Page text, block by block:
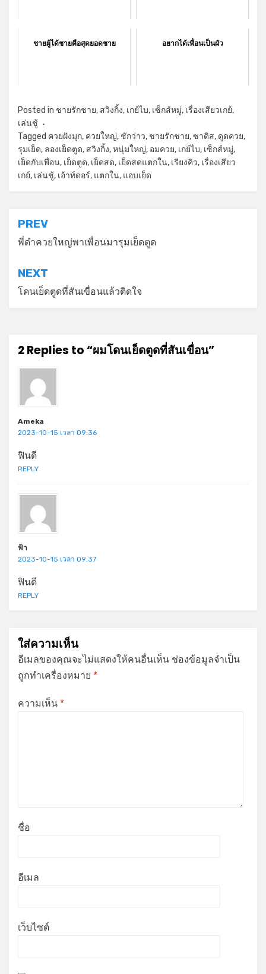
ชายผู้ได้ชายคือสุดยอดชาย อยากได้เพื่อนเป็นผัว
Posted in ชายรักชาย, สวิงกิ้ง, เกย์ไบ, เซ็กส์หมู่, เรื่องเสียวเกย์,
เล่นชู้
Tagged ควยฝังมุก, ควยใหญ่, ชักว่าว, ชายรักชาย,ซาดิส, ดูดควย,
รุมเย็ด, ลองเย็ดตูด, สวิงกิ้ง,หนุ่มใหญ่, อมควย, เกย์ไบ, เซ็กส์หมู่,
เย็ดกับเพื่อน, เย็ดตูด, เย็ดสด, เย็ดสดแตกใน, เรียงคิว, เรื่องเสียว
เกย์, เล่นชู้, เอ้าท์ดอร์, แตกใน, แอบเย็ด
แนะแนว
เรื่อง
PREV
พี่ดำควยใหญ่พาเพื่อนมารุมเย็ดตูด
NEXT
โดนเย็ดตูดที่สันเขื่อนแล้วติดใจ
2 Replies to “ผมโดนเย็ดตูดที่สันเขื่อน”
Ameka
2023-10-15 เวลา 09:36
ฟินดี
REPLY
ฟ้า
2023-10-15 เวลา 09:37
ฟินดี
REPLY
ใส่ความเห็น
อีเมลของคุณจะไม่แสดงให้คนอื่นเห็น ช่องข้อมูลจำเป็น
ถูกทำเครื่องหมาย *
ความเห็น *
ชื่อ
อีเมล
เว็บไซต์